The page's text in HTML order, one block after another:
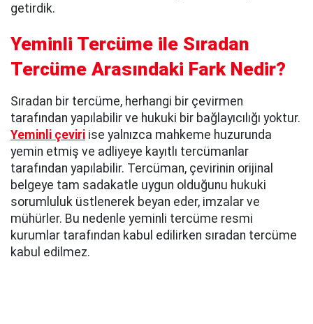
getirdik.
Yeminli Tercüme ile Sıradan
Tercüme Arasındaki Fark Nedir?
Sıradan bir tercüme, herhangi bir çevirmen
tarafından yapılabilir ve hukuki bir bağlayıcılığı yoktur.
Yeminli çeviri ise yalnızca mahkeme huzurunda
yemin etmiş ve adliyeye kayıtlı tercümanlar
tarafından yapılabilir. Tercüman, çevirinin orijinal
belgeye tam sadakatle uygun olduğunu hukuki
sorumluluk üstlenerek beyan eder, imzalar ve
mühürler. Bu nedenle yeminli tercüme resmi
kurumlar tarafından kabul edilirken sıradan tercüme
kabul edilmez.